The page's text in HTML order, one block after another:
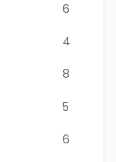
6
4
8
5
6